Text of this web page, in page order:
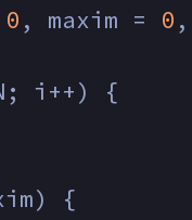
0 , maxim = 0
i++) {
{